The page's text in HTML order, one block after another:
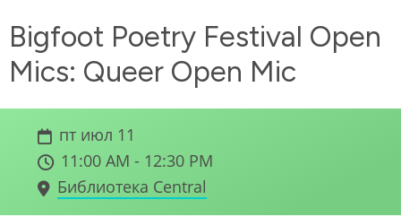
Bigfoot Poetry Festival Open
Mics: Queer Open Mic
пт июл 11
11:00 AM - 12:30 PM
Библиотека Central